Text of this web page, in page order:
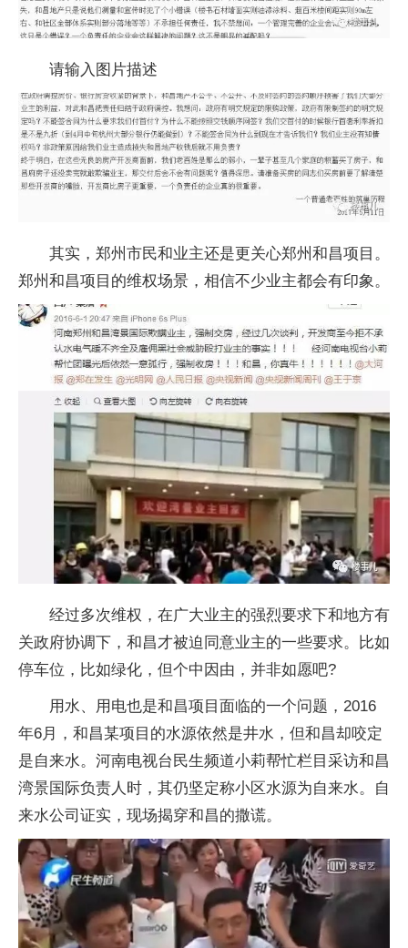
请输入图片描述
其实，郑州市民和业主还是更关心郑州和昌项目。
郑州和昌项目的维权场景，相信不少业主都会有印象。
经过多次维权，在广大业主的强烈要求下和地方有
关政府协调下，和昌才被迫同意业主的一些要求。比如
停车位，比如绿化，但个中因由，并非如愿吧?
用水、用电也是和昌项目面临的一个问题，2016
年6月，和昌某项目的水源依然是井水，但和昌却咬定
是自来水。河南电视台民生频道小莉帮忙栏目采访和昌
湾景国际负责人时，其仍坚定称小区水源为自来水。自
来水公司证实，现场揭穿和昌的撒谎。